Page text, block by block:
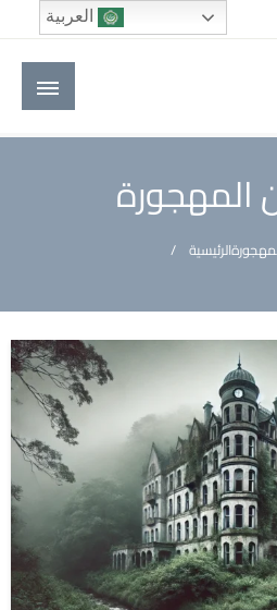
في العالم العربي
المهجورة
الرئيسية
العربية